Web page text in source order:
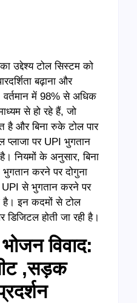
उद्देश्य टोल सिस्टम को
बढ़ाना और
वर्तमान में 98% से अधिक
से हो रहे हैं, जो
है और बिना रुके टोल पार
पर UPI भुगतान
नियमों के अनुसार, बिना
करने पर दोगुना
UPI से भुगतान करने पर
है। इन कदमों से टोल
होती जा रही है।
विवाद:
,सड़क